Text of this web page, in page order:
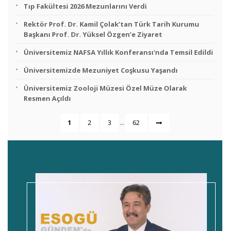
Tıp Fakültesi 2026 Mezunlarını Verdi
Rektör Prof. Dr. Kamil Çolak’tan Türk Tarih Kurumu
Başkanı Prof. Dr. Yüksel Özgen’e Ziyaret
Üniversitemiz NAFSA Yıllık Konferansı'nda Temsil Edildi
Üniversitemizde Mezuniyet Coşkusu Yaşandı
Üniversitemiz Zooloji Müzesi Özel Müze Olarak
Resmen Açıldı
1 2 3 ... 62